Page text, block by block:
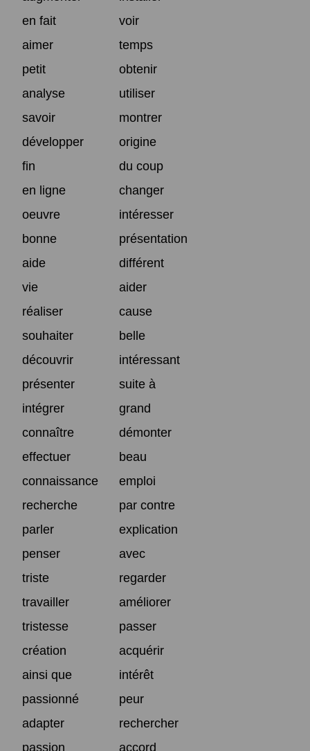
en fait
voir
aimer
temps
petit
obtenir
analyse
utiliser
savoir
montrer
développer
origine
fin
du coup
en ligne
changer
oeuvre
intéresser
bonne
présentation
aide
différent
vie
aider
réaliser
cause
souhaiter
belle
découvrir
intéressant
présenter
suite à
intégrer
grand
connaître
démonter
effectuer
beau
connaissance
emploi
recherche
par contre
parler
explication
penser
avec
triste
regarder
travailler
améliorer
tristesse
passer
création
acquérir
ainsi que
intérêt
passionné
peur
adapter
rechercher
passion
accord